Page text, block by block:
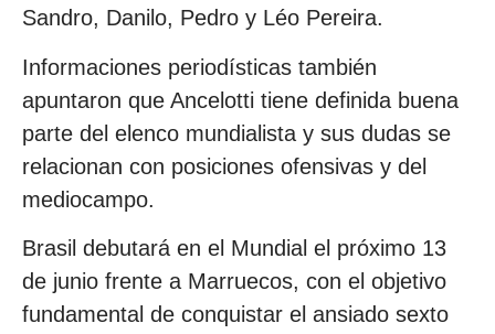
Sandro, Danilo, Pedro y Léo Pereira.
Informaciones periodísticas también
apuntaron que Ancelotti tiene definida buena
parte del elenco mundialista y sus dudas se
relacionan con posiciones ofensivas y del
mediocampo.
Brasil debutará en el Mundial el próximo 13
de junio frente a Marruecos, con el objetivo
fundamental de conquistar el ansiado sexto